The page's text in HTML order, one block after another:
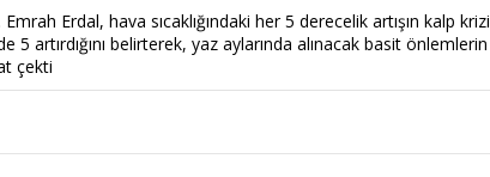
Erdal, hava sıcaklığındaki her 5 derecelik artışın kalp krizi
5 artırdığını belirterek, yaz aylarında alınacak basit önlemlerin
çekti